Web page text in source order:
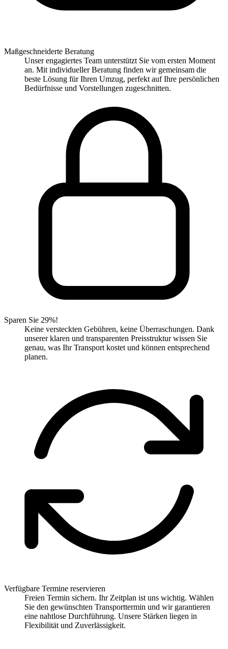
Maßgeschneiderte Beratung
Unser engagiertes Team unterstützt Sie vom ersten Moment
an. Mit individueller Beratung finden wir gemeinsam die
beste Lösung für Ihren Umzug, perfekt auf Ihre persönlichen
Bedürfnisse und Vorstellungen zugeschnitten.
Sparen Sie 29%!
Keine versteckten Gebühren, keine Überraschungen. Dank
unserer klaren und transparenten Preisstruktur wissen Sie
genau, was Ihr Transport kostet und können entsprechend
planen.
Verfügbare Termine reservieren
Freien Termin sichern. Ihr Zeitplan ist uns wichtig. Wählen
Sie den gewünschten Transporttermin und wir garantieren
eine nahtlose Durchführung. Unsere Stärken liegen in
Flexibilität und Zuverlässigkeit.